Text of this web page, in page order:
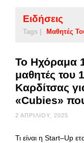
Ειδήσεις
Tags | Μαθητές
Το Ηχόραμα
μαθητές του
Καρδίτσας
«Cubies»
2 ΑΠΡΙΛΊΟΥ, 2025
Τι είναι η Start–Up